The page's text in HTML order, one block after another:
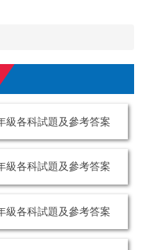
級各科試題及參考答案
級各科試題及參考答案
級各科試題及參考答案